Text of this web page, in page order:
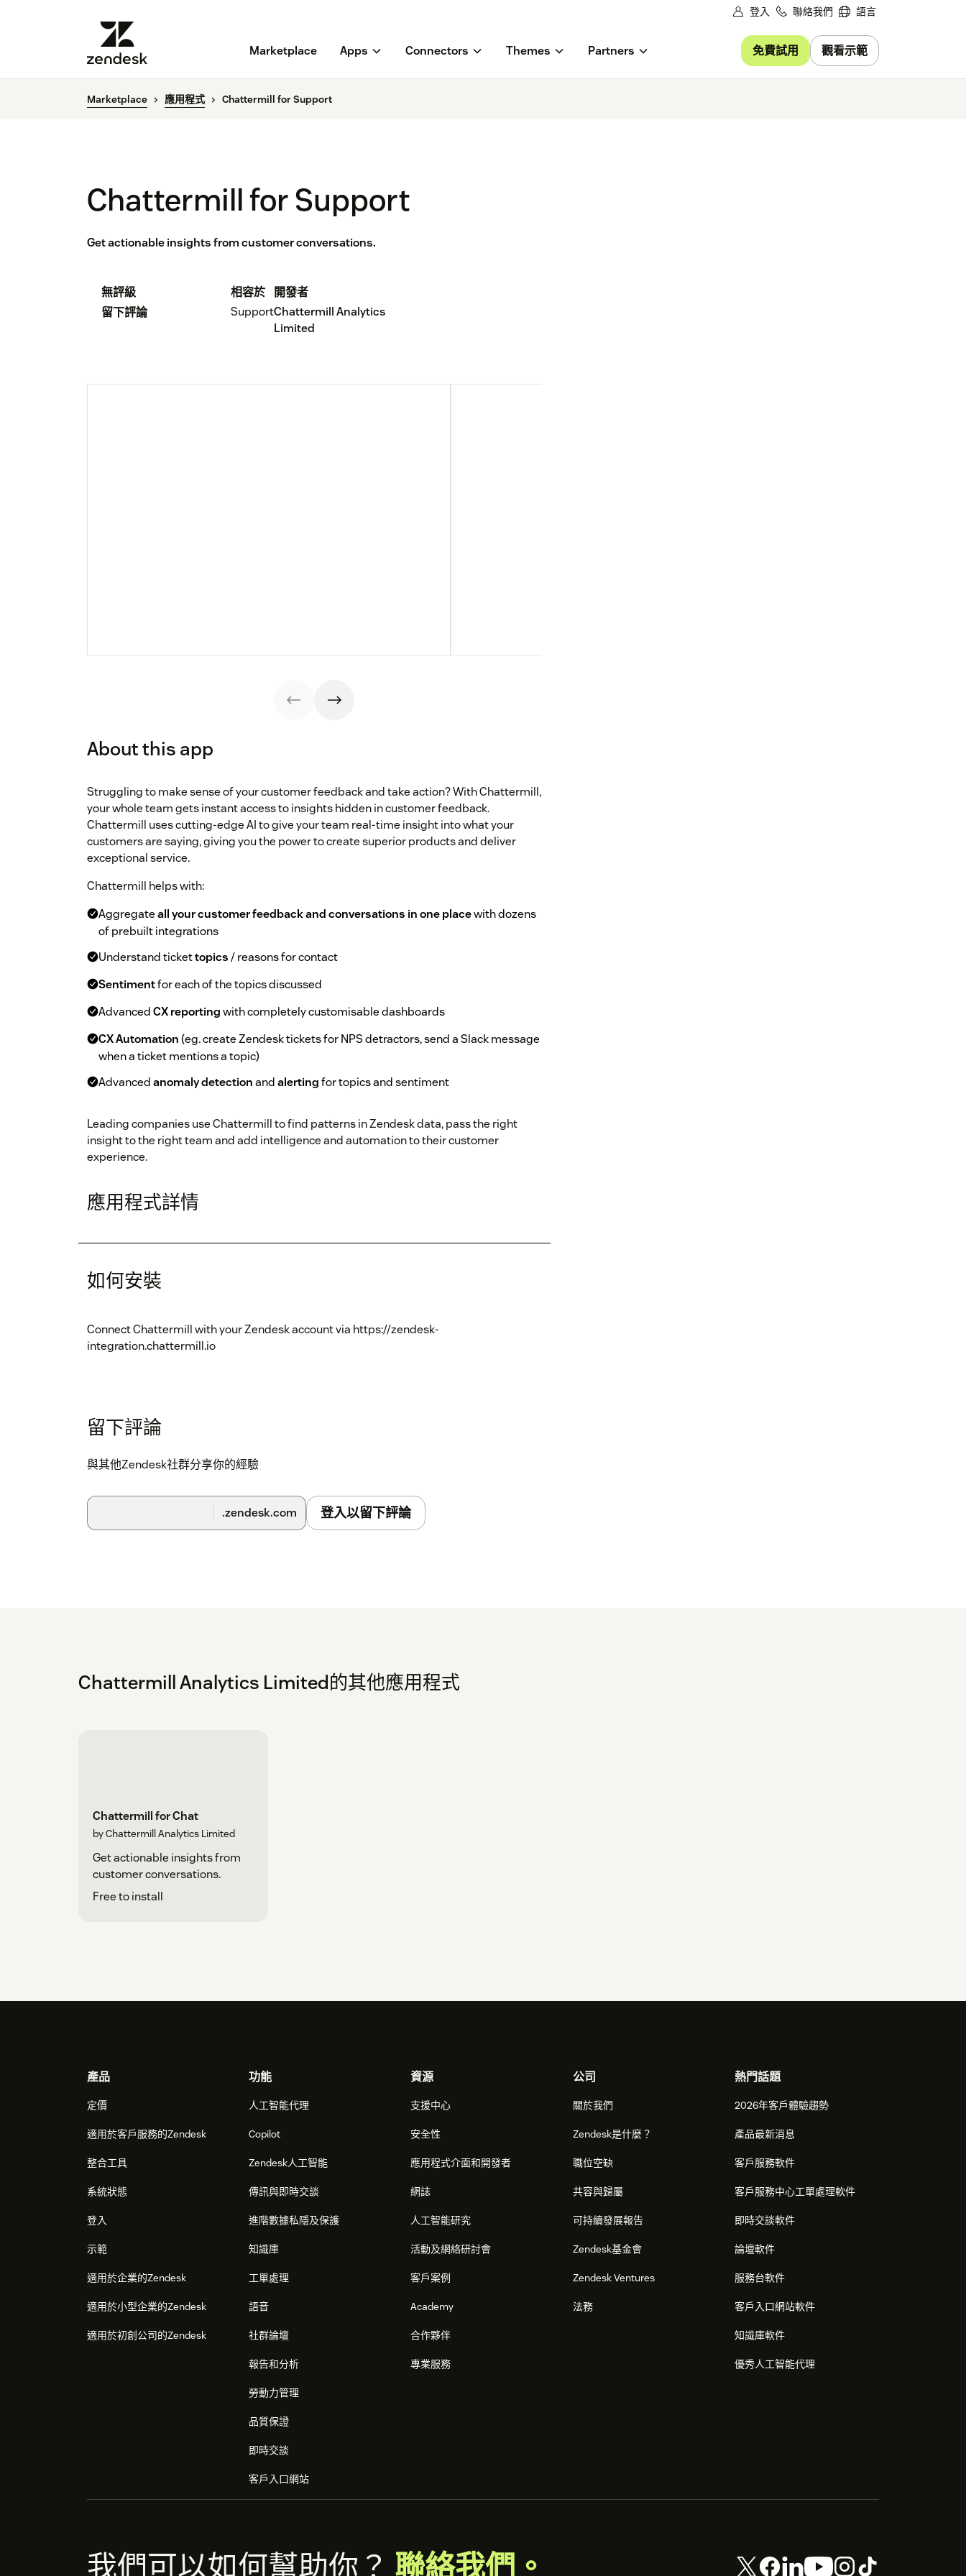
登入 聯絡我們 語言
Marketplace Apps Connectors Themes Partners 免費試用 觀看示範
Marketplace 應用程式 Chattermill for Support
Chattermill for Support
Get actionable insights from customer conversations.
無評級
留下評論
相容於
Support
開發者
Chattermill Analytics
Limited
About this app
Struggling to make sense of your customer feedback and take action? With Chattermill,
your whole team gets instant access to insights hidden in customer feedback.
Chattermill uses cutting-edge AI to give your team real-time insight into what your
customers are saying, giving you the power to create superior products and deliver
exceptional service.
Chattermill helps with:
Aggregateall your customer feedback and conversations in one placewith dozens
of prebuilt integrations
Understand tickettopics/ reasons for contact
Sentimentfor each of the topics discussed
AdvancedCX reportingwith completely customisable dashboards
CX Automation(eg. create Zendesk tickets for NPS detractors, send a Slack message
when a ticket mentions a topic)
Advancedanomaly detectionandalertingfor topics and sentiment
Leading companies use Chattermill to find patterns in Zendesk data, pass the right
insight to the right team and add intelligence and automation to their customer
experience.
應用程式詳情
如何安裝
Connect Chattermill with your Zendesk account via https://zendesk-
integration.chattermill.io
留下評論
與其他Zendesk社群分享你的經驗
.zendesk.com 登入以留下評論
Chattermill Analytics Limited的其他應用程式
Chattermill for Chat
by Chattermill Analytics Limited
Get actionable insights from
customer conversations.
Free to install
Footer產品
定價
適用於客戶服務的Zendesk
整合工具
系統狀態
登入
示範
適用於企業的Zendesk
適用於小型企業的Zendesk
適用於初創公司的Zendesk
功能
人工智能代理
Copilot
Zendesk人工智能
傳訊與即時交談
進階數據私隱及保護
知識庫
工單處理
語音
社群論壇
報告和分析
勞動力管理
品質保證
即時交談
客戶入口網站
資源
支援中心
安全性
應用程式介面和開發者
網誌
人工智能研究
活動及網絡研討會
客戶案例
Academy
合作夥伴
專業服務
公司
關於我們
Zendesk是什麼？
職位空缺
共容與歸屬
可持續發展報告
Zendesk基金會
Zendesk Ventures
法務
熱門話題
2026年客戶體驗趨勢
產品最新消息
客戶服務軟件
客戶服務中心工單處理軟件
即時交談軟件
論壇軟件
服務台軟件
客戶入口網站軟件
知識庫軟件
優秀人工智能代理
我們可以如何幫助你？ 聯絡我們。